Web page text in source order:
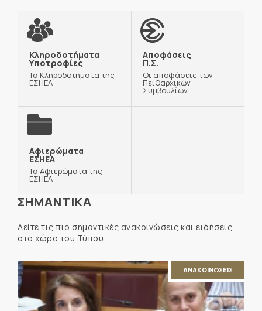
Κληροδοτήματα
Υποτροφίες
Τα Κληροδοτήματα της
ΕΣΗΕΑ
Αποφάσεις
Π.Σ.
Οι αποφάσεις των
Πειθαρχικών
Συμβουλίων
Αφιερώματα
ΕΣΗΕΑ
Τα Αφιερώματα της
ΕΣΗΕΑ
ΣΗΜΑΝΤΙΚΑ
Δείτε τις πιο σημαντικές ανακοινώσεις και ειδήσεις
στο χώρο του Τύπου.
ΑΝΑΚΟΙΝΩΣΕΙΣ